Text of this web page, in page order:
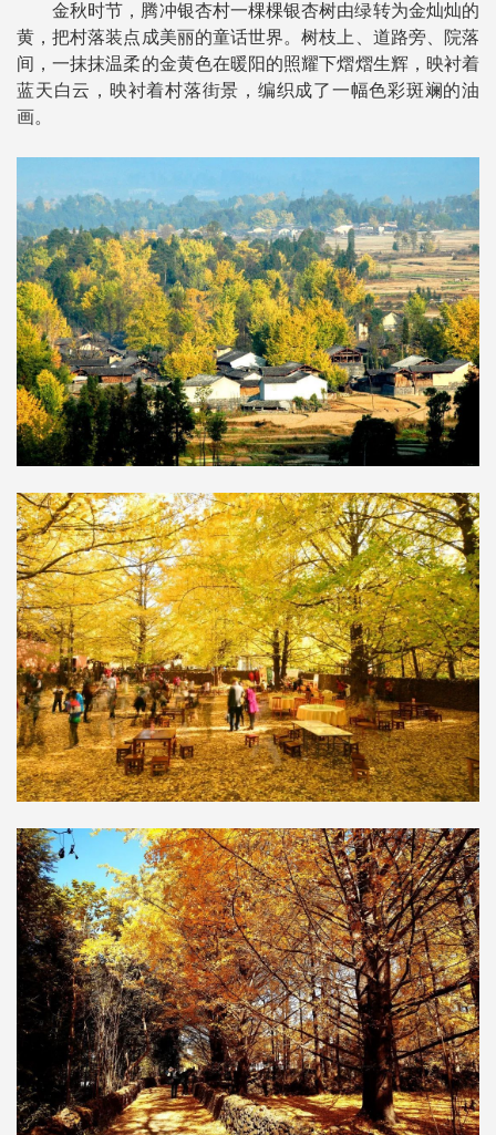
金秋时节，腾冲银杏村一棵棵银杏树由绿转为金灿灿的
黄，把村落装点成美丽的童话世界。树枝上、道路旁、院落
间，一抹抹温柔的金黄色在暖阳的照耀下熠熠生辉，映衬着
蓝天白云，映衬着村落街景，编织成了一幅色彩斑斓的油
画。